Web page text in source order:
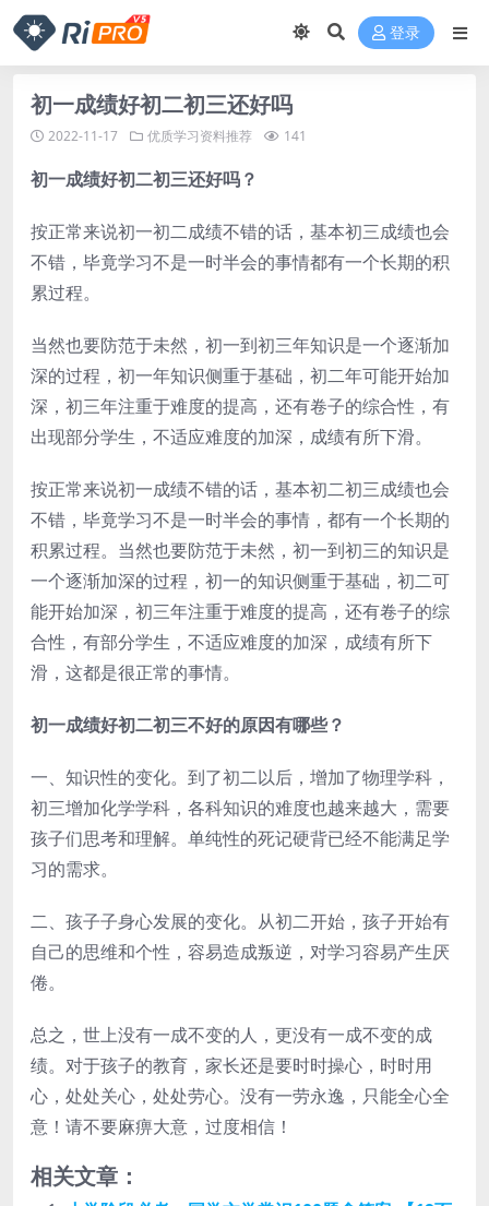
登录
初一成绩好初二初三还好吗
2022-11-17 优质学习资料推荐 141
初一成绩好初二初三还好吗？
按正常来说初一初二成绩不错的话，基本初三成绩也会
不错，毕竟学习不是一时半会的事情都有一个长期的积
累过程。
当然也要防范于未然，初一到初三年知识是一个逐渐加
深的过程，初一年知识侧重于基础，初二年可能开始加
深，初三年注重于难度的提高，还有卷子的综合性，有
出现部分学生，不适应难度的加深，成绩有所下滑。
按正常来说初一成绩不错的话，基本初二初三成绩也会
不错，毕竟学习不是一时半会的事情，都有一个长期的
积累过程。当然也要防范于未然，初一到初三的知识是
一个逐渐加深的过程，初一的知识侧重于基础，初二可
能开始加深，初三年注重于难度的提高，还有卷子的综
合性，有部分学生，不适应难度的加深，成绩有所下
滑，这都是很正常的事情。
初一成绩好初二初三不好的原因有哪些？
一、知识性的变化。到了初二以后，增加了物理学科，
初三增加化学学科，各科知识的难度也越来越大，需要
孩子们思考和理解。单纯性的死记硬背已经不能满足学
习的需求。
二、孩子子身心发展的变化。从初二开始，孩子开始有
自己的思维和个性，容易造成叛逆，对学习容易产生厌
倦。
总之，世上没有一成不变的人，更没有一成不变的成
绩。对于孩子的教育，家长还是要时时操心，时时用
心，处处关心，处处劳心。没有一劳永逸，只能全心全
意！请不要麻痹大意，过度相信！
相关文章：